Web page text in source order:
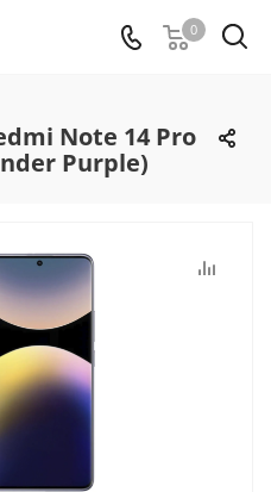
0
Note 14 Pro
Purple)